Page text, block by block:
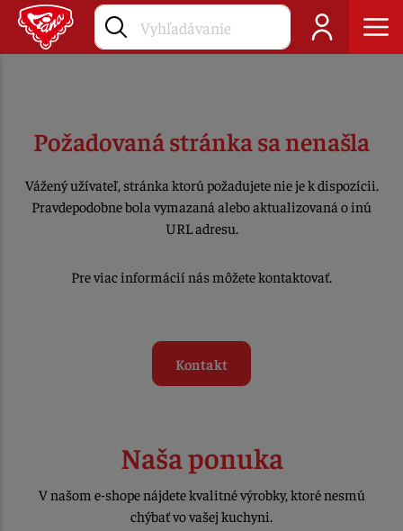
Požadovaná stránka sa nenašla
Vážený užívateľ, stránka ktorú požadujete nie je k dispozícii.
Pravdepodobne bola vymazaná alebo aktualizovaná o inú
URL adresu.
Pre viac informácií nás môžete kontaktovať.
Kontakt
Naša ponuka
V našom e-shope nájdete kvalitné výrobky, ktoré nesmú
chýbať vo vašej kuchyni.